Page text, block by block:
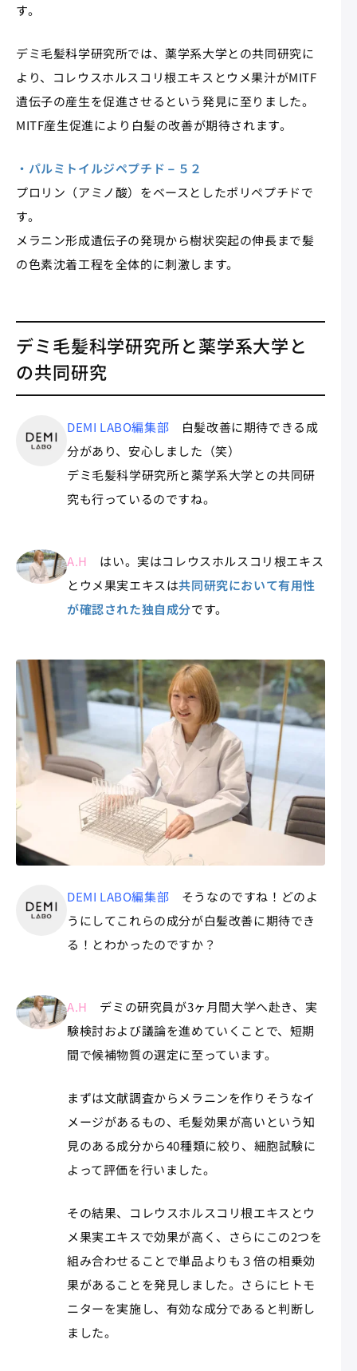
す。
デミ毛髪科学研究所では、薬学系大学との共同研究に
より、コレウスホルスコリ根エキスとウメ果汁がMITF
遺伝子の産生を促進させるという発見に至りました。
MITF産生促進により白髪の改善が期待されます。
・パルミトイルジペプチド－５２​
プロリン（アミノ酸）をベースとしたポリペプチドで
す。​
メラニン形成遺伝子の発現から樹状突起の伸長まで​髪
の色素沈着工程を全体的に刺激します。​
デミ毛髪科学研究所と薬学系大学と
の共同研究
DEMI LABO編集部 白髪改善に期待できる成
分があり、安心しました（笑）
デミ毛髪科学研究所と薬学系大学との共同研
究も行っているのですね。
A.H はい。実はコレウスホルスコリ根エキス
とウメ果実エキスは共同研究において有用性
が確認された独自成分です。
DEMI LABO編集部 そうなのですね！どのよ
うにしてこれらの成分が白髪改善に期待でき
る！とわかったのですか？
A.H デミの研究員が3ヶ月間大学へ赴き、実
験検討および議論を進めていくことで、短期
間で候補物質の選定に至っています。
まずは文献調査からメラニンを作りそうなイ
メージがあるもの、毛髪効果が高いという知
見のある成分から40種類に絞り、細胞試験に
よって評価を行いました。
その結果、コレウスホルスコリ根エキスとウ
メ果実エキスで効果が高く、さらにこの2つを
組み合わせることで単品よりも３倍の相乗効
果があることを発見しました。さらにヒトモ
ニターを実施し、有効な成分であると判断し
ました。